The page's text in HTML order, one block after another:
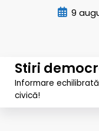
9
Stiri
Informare
civică!